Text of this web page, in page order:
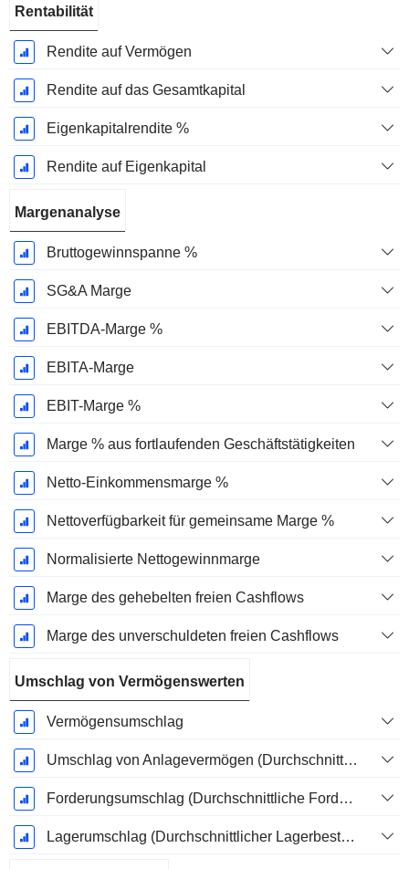
Geschäftsjahres:
Dezember
Rentabilität
Rendite auf Vermögen
Rendite auf das Gesamtkapital
Eigenkapitalrendite %
Rendite auf Eigenkapital
Margenanalyse
Bruttogewinnspanne %
SG&A Marge
EBITDA-Marge %
EBITA-Marge
EBIT-Marge %
Marge % aus fortlaufenden Geschäftstätigkeiten
Netto-Einkommensmarge %
Nettoverfügbarkeit für gemeinsame Marge %
Normalisierte Nettogewinnmarge
Marge des gehebelten freien Cashflows
Marge des unverschuldeten freien Cashflows
Umschlag von Vermögenswerten
Vermögensumschlag
Umschlag von Anlagevermögen (Durchschnittliches Anlagevermögen)
Forderungsumschlag (Durchschnittliche Forderungen)
Lagerumschlag (Durchschnittlicher Lagerbestand)